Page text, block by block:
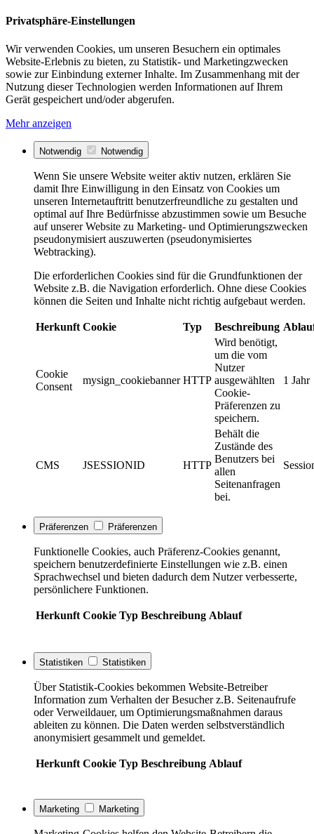
Privatsphäre-Einstellungen
Wir verwenden Cookies, um unseren Besuchern ein optimales
Website-Erlebnis zu bieten, zu Statistik- und Marketingzwecken
sowie zur Einbindung externer Inhalte. Im Zusammenhang mit der
Nutzung dieser Technologien werden Informationen auf Ihrem
Gerät gespeichert und/oder abgerufen.
Mehr anzeigen
Notwendig Notwendig
Wenn Sie unsere Website weiter aktiv nutzen, erklären Sie
damit Ihre Einwilligung in den Einsatz von Cookies um
unseren Internetauftritt benutzerfreundliche zu gestalten und
optimal auf Ihre Bedürfnisse abzustimmen sowie um Besuche
auf unserer Website zu Marketing- und Optimierungszwecken
pseudonymisiert auszuwerten (pseudonymisiertes
Webtracking).
Die erforderlichen Cookies sind für die Grundfunktionen der
Website z.B. die Navigation erforderlich. Ohne diese Cookies
können die Seiten und Inhalte nicht richtig aufgebaut werden.
Herkunft Cookie Typ Beschreibung
Cookie
Consent
mysign_cookiebanner HTTP
Wird benötigt,
um die vom
Nutzer
ausgewählten
Cookie-
Präferenzen zu
speichern.
1 Jahr
CMS JSESSIONID HTTP
Behält die
Zustände des
Benutzers bei
allen
Seitenanfragen
bei.
Präferenzen Präferenzen
Funktionelle Cookies, auch Präferenz-Cookies genannt,
speichern benutzerdefinierte Einstellungen wie z.B. einen
Sprachwechsel und bieten dadurch dem Nutzer verbesserte,
persönlichere Funktionen.
Herkunft Cookie Typ Beschreibung Ablauf
Statistiken Statistiken
Über Statistik-Cookies bekommen Website-Betreiber
Information zum Verhalten der Besucher z.B. Seitenaufrufe
oder Verweildauer, um Optimierungsmaßnahmen daraus
ableiten zu können. Die Daten werden selbstverständlich
anonymisiert gesammelt und gemeldet.
Herkunft Cookie Typ Beschreibung Ablauf
Marketing Marketing